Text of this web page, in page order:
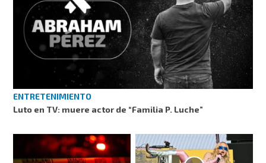
ENTRETENIMIENTO
Luto en TV: muere actor de “Familia P. Luche”